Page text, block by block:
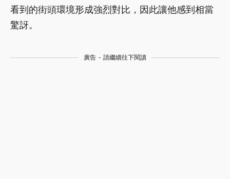
看到的街頭環境形成強烈對比，因此讓他感到相當
驚訝。
廣告 - 請繼續往下閱讀